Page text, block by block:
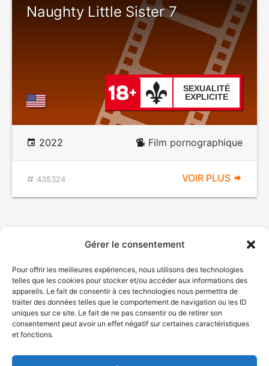
Gérer le consentement
Pour offrir les meilleures expériences, nous utilisons des technologies
telles que les cookies pour stocker et/ou accéder aux informations des
appareils. Le fait de consentir à ces technologies nous permettra de
traiter des données telles que le comportement de navigation ou les ID
uniques sur ce site. Le fait de ne pas consentir ou de retirer son
consentement peut avoir un effet négatif sur certaines caractéristiques
et fonctions.
Naughty Little Sister 7
SEXUALITÉ
EXPLICITE
2022 Film pornographique
435324 VOIR PLUS
© Gouvernement du Québec, 2026
Plan du site